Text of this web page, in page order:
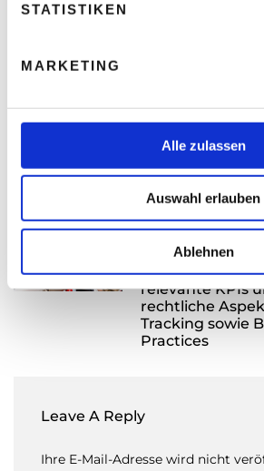
l
STATISTIKEN
MARKETING
Alle zulassen
Auswahl erlauben
Ablehnen
Thomas Nasswetter
READ NEXT
JETZT
über
relevante KPIs
rechtliche
Tracking sowie
Practices
Leave A Reply
Ihre E-Mail-Adresse wird nicht